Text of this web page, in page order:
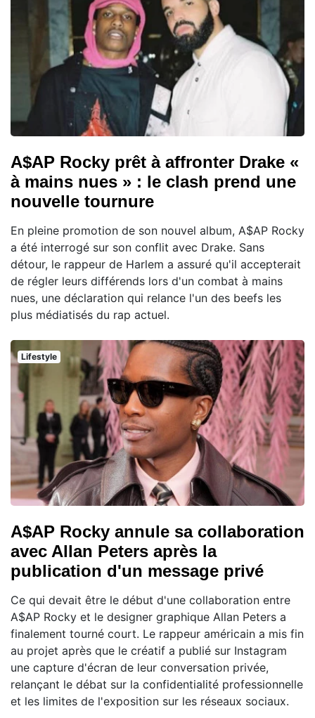
A$AP Rocky prêt à affronter Drake «
à mains nues » : le clash prend une
nouvelle tournure
En pleine promotion de son nouvel album, A$AP Rocky
a été interrogé sur son conflit avec Drake. Sans
détour, le rappeur de Harlem a assuré qu'il accepterait
de régler leurs différends lors d'un combat à mains
nues, une déclaration qui relance l'un des beefs les
plus médiatisés du rap actuel.
Lifestyle
A$AP Rocky annule sa collaboration
avec Allan Peters après la
publication d'un message privé
Ce qui devait être le début d'une collaboration entre
A$AP Rocky et le designer graphique Allan Peters a
finalement tourné court. Le rappeur américain a mis fin
au projet après que le créatif a publié sur Instagram
une capture d'écran de leur conversation privée,
relançant le débat sur la confidentialité professionnelle
et les limites de l'exposition sur les réseaux sociaux.